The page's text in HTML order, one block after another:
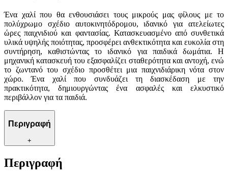
Ένα χαλί που θα ενθουσιάσει τους μικρούς μας φίλους με το
πολύχρωμο σχέδιο αυτοκινητόδρομου, ιδανικό για ατελείωτες
ώρες παιχνιδιού και φαντασίας. Κατασκευασμένο από συνθετικά
υλικά υψηλής ποιότητας, προσφέρει ανθεκτικότητα και ευκολία στη
συντήρηση, καθιστώντας το ιδανικό για παιδικά δωμάτια. Η
μηχανική κατασκευή του εξασφαλίζει σταθερότητα και αντοχή, ενώ
το ζωντανό του σχέδιο προσθέτει μια παιχνιδιάρικη νότα στον
χώρο. Ένα χαλί που συνδυάζει τη διασκέδαση με την
πρακτικότητα, δημιουργώντας ένα ασφαλές και ελκυστικό
περιβάλλον για τα παιδιά.
Περιγραφή
+
Περιγραφή